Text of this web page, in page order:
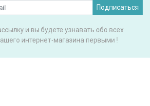
Подписаться
и вы будете узнавать обо всех
интернет-магазина первыми !